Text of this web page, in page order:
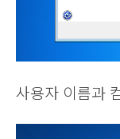
사용자 이름과